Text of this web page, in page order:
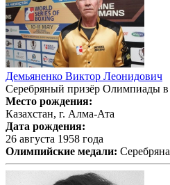
Демьяненко Виктор Леонидович
Серебряный призёр Олимпиады
Место рождения:
Казахстан, г. Алма-Ата
Дата рождения:
26 августа 1958 года
Олимпийские медали: